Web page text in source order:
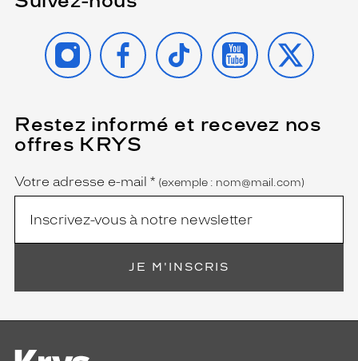
INSTAGRAMFACEBOOK
TIKTOK YOUTUBE
X
Restez informé et recevez nos
offres KRYS
Name
Votre adresse e-mail *
(Ce
champ
est
obligatoire)
(exemple : nom@mail.com)
JE M'INSCRIS